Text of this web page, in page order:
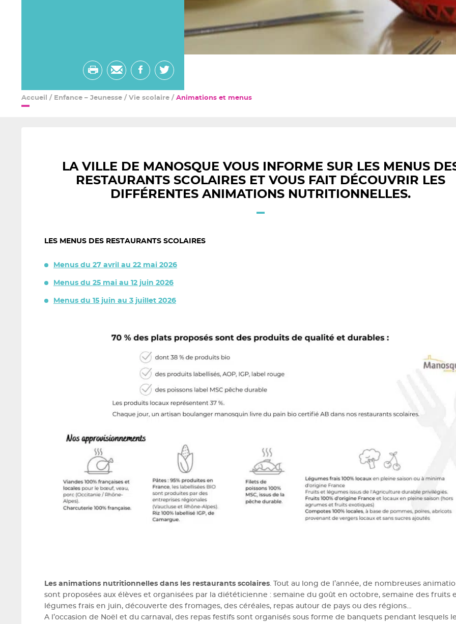
ImprimerEnvoyer
par
Partager
sur
Partager
sur
Accueil / Enfance – Jeunesse / Vie scolaire / Animations et menus
LA VILLE DE MANOSQUE VOUS INFORME SUR LES MENUS
RESTAURANTS SCOLAIRES ET VOUS FAIT DÉCOUVRIR LES
DIFFÉRENTES ANIMATIONS NUTRITIONNELLES.
LES MENUS DES RESTAURANTS SCOLAIRES
Menus du 27 avril au 22 mai 2026
Menus du 25 mai au 12 juin 2026
Menus du 15 juin au 3 juillet 2026
Les animations nutritionnelles dans les restaurants scolaires . Tout au long de l’année, de nombreuses
sont proposées aux élèves et organisées par la diététicienne : semaine du goût en octobre, semaine des fruits
légumes frais en juin, découverte des fromages, des céréales, repas autour de pays ou des régions…
A l’occasion de Noël et du carnaval, des repas festifs sont organisés sous forme de banquets pendant lesquels